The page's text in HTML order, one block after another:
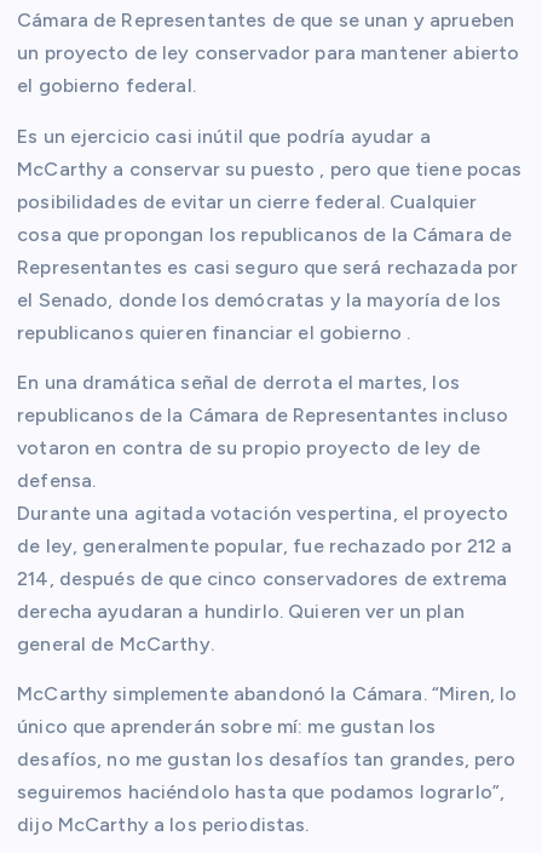
Cámara de Representantes de que se unan y aprueben
un proyecto de ley conservador para mantener abierto
el gobierno federal.
Es un ejercicio casi inútil que podría ayudar a
McCarthy a conservar su puesto , pero que tiene pocas
posibilidades de evitar un cierre federal. Cualquier
cosa que propongan los republicanos de la Cámara de
Representantes es casi seguro que será rechazada por
el Senado, donde los demócratas y la mayoría de los
republicanos quieren financiar el gobierno .
En una dramática señal de derrota el martes, los
republicanos de la Cámara de Representantes incluso
votaron en contra de su propio proyecto de ley de
defensa.
Durante una agitada votación vespertina, el proyecto
de ley, generalmente popular, fue rechazado por 212 a
214, después de que cinco conservadores de extrema
derecha ayudaran a hundirlo. Quieren ver un plan
general de McCarthy.
McCarthy simplemente abandonó la Cámara. “Miren, lo
único que aprenderán sobre mí: me gustan los
desafíos, no me gustan los desafíos tan grandes, pero
seguiremos haciéndolo hasta que podamos lograrlo”,
dijo McCarthy a los periodistas.